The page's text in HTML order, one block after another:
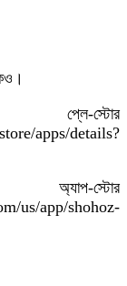
apps/details?
স্টোর
app/shohoz-